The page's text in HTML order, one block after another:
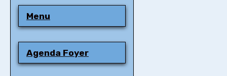
Menu
Agenda Foyer